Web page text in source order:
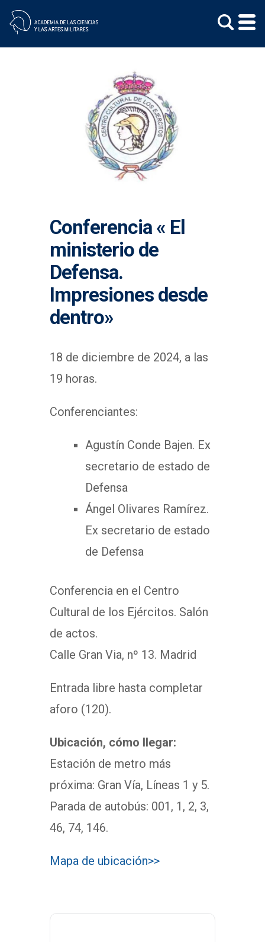
Conferencia « El
ministerio de
Defensa.
Impresiones desde
dentro»
18 de diciembre de 2024, a las
19 horas.
Conferenciantes:
Agustín Conde Bajen. Ex
secretario de estado de
Defensa
Ángel Olivares Ramírez.
Ex secretario de estado
de Defensa
Conferencia en el Centro
Cultural de los Ejércitos. Salón
de actos.
Calle Gran Via, nº 13. Madrid
Entrada libre hasta completar
aforo (120).
Ubicación, cómo llegar:
Estación de metro más
próxima: Gran Vía, Líneas 1 y 5.
Parada de autobús: 001, 1, 2, 3,
46, 74, 146.
Mapa de ubicación>>